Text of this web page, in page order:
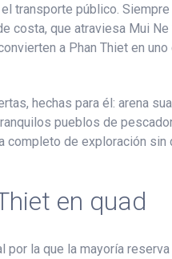
transporte público.
costa, que atraviesa Mui
a Phan Thiet en
hechas para él: arena
pueblos de
completo de exploración
en quad
la que la mayoría reserva